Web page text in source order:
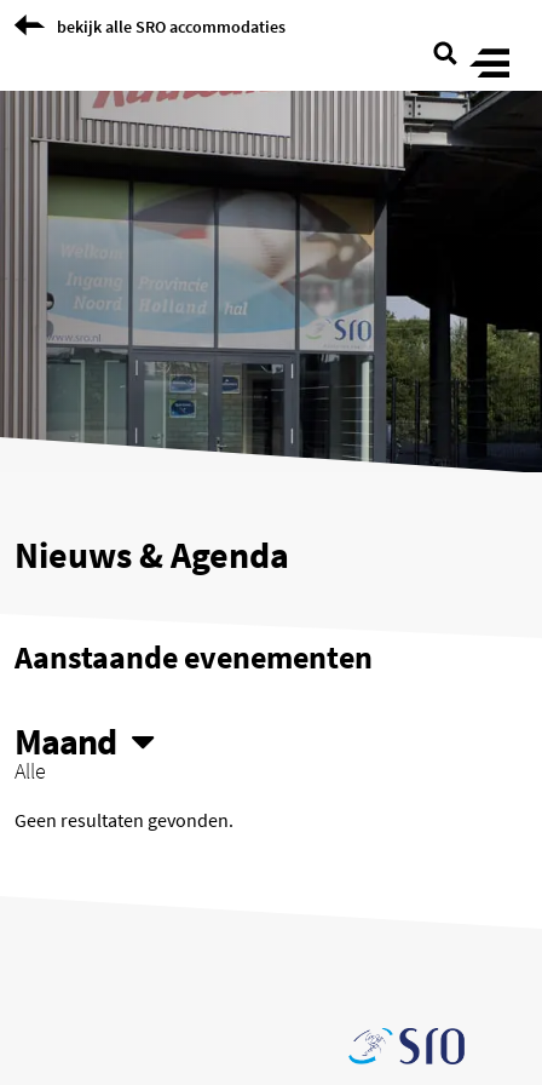
bekijk alle SRO accommodaties
Nieuws & Agenda
Aanstaande evenementen
Maand
Alle
Geen resultaten gevonden.